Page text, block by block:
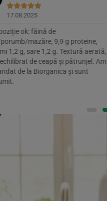

17.08.2025
ok: făină de
mazăre, 9,9 g proteine,
1,2 g, sare 1,2 g. Textură aerată,
de ceapă și pătrunjel. Am
de la Biorganica și sunt